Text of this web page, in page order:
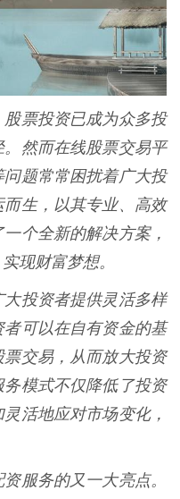
票投资已成为众多投
然而在线股票交易平
题常常困扰着广大投
生，以其专业、高效
个全新的解决方案，
现财富梦想。
投资者提供灵活多样
可以在自有资金的基
交易，从而放大投资
模式不仅降低了投资
活地应对市场变化，
服务的又一大亮点。